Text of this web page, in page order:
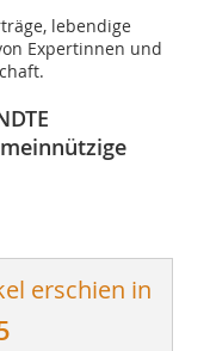
lebendige
Expertinnen und
erschien in